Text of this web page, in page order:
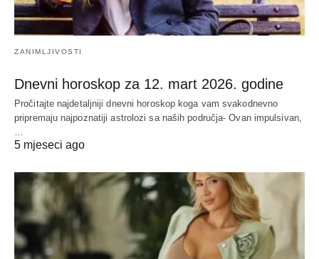
ZANIMLJIVOSTI
Dnevni horoskop za 12. mart 2026. godine
Pročitajte najdetaljniji dnevni horoskop koga vam svakodnevno
pripremaju najpoznatiji astrolozi sa naših područja- Ovan impulsivan,
…
5 mjeseci ago